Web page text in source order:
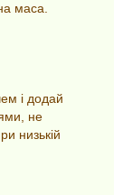
маса.
і додай
не
низькій